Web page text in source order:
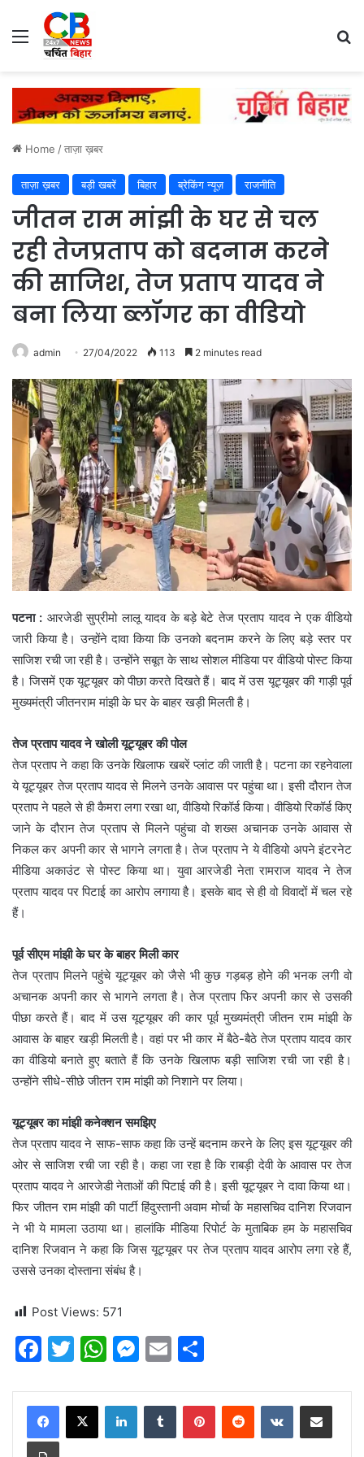
Menu
Home /ताज़ा ख़बर
ताज़ा ख़बर बड़ी खबरें बिहार ब्रेकिंग न्यूज़ राजनीति
जीतन राम मांझी के घर से चल
रही तेजप्रताप को बदनाम करने
की साजिश, तेज प्रताप यादव ने
बना लिया ब्लॉगर का वीडियो
admin 27/04/2022 113 2 minutes read
पटना : आरजेडी सुप्रीमो लालू यादव के बड़े बेटे तेज प्रताप यादव ने एक वीडियो
जारी किया है। उन्‍होंने दावा किया कि उनको बदनाम करने के लिए बड़े स्तर पर
साजिश रची जा रही है। उन्होंने सबूत के साथ सोशल मीडिया पर वीडियो पोस्ट किया
है। जिसमें एक यूट्यूबर को पीछा करते दिखते हैं। बाद में उस यूट्यूबर की गाड़ी पूर्व
मुख्यमंत्री जीतनराम मांझी के घर के बाहर खड़ी मिलती है।
तेज प्रताप यादव ने खोली यूट्यूबर की पोल
तेज प्रताप ने कहा कि उनके खिलाफ खबरें प्‍लांट की जाती है। पटना का रहनेवाला
ये यूट्यूबर तेज प्रताप यादव से मिलने उनके आवास पर पहुंचा था। इसी दौरान तेज
प्रताप ने पहले से ही कैमरा लगा रखा था, वीडियो रिकॉर्ड किया। वीडियो रिकॉर्ड किए
जाने के दौरान तेज प्रताप से मिलने पहुंचा वो शख्स अचानक उनके आवास से
निकल कर अपनी कार से भागने लगता है। तेज प्रताप ने ये वीडियो अपने इंटरनेट
मीडिया अकाउंट से पोस्‍ट किया था। युवा आरजेडी नेता रामराज यादव ने तेज
प्रताप यादव पर पिटाई का आरोप लगाया है। इसके बाद से ही वो विवादों में चल रहे
हैं।
पूर्व सीएम मांझी के घर के बाहर मिली कार
तेज प्रताप मिलने पहुंचे यूट्यूबर को जैसे भी कुछ गड़बड़ होने की भनक लगी वो
अचानक अपनी कार से भागने लगता है। तेज प्रताप फिर अपनी कार से उसकी
पीछा करते हैं। बाद में उस यूट्यूबर की कार पूर्व मुख्यमंत्री जीतन राम मांझी के
आवास के बाहर खड़ी मिलती है। वहां पर भी कार में बैठे-बैठे तेज प्रताप यादव कार
का वीडियो बनाते हुए बताते हैं कि उनके खिलाफ बड़ी साजिश रची जा रही है।
उन्होंने सीधे-सीछे जीतन राम मांझी को निशाने पर लिया।
यूट्यूबर का मांझी कनेक्शन समझिए
तेज प्रताप यादव ने साफ-साफ कहा कि उन्‍हें बदनाम करने के लिए इस यूट्यूबर की
ओर से साजिश रची जा रही है। कहा जा रहा है कि राबड़ी देवी के आवास पर तेज
प्रताप यादव ने आरजेडी नेताओं की पिटाई की है। इसी यूट्यूबर ने दावा किया था।
फिर जीतन राम मांझी की पार्टी हिंदुस्‍तानी अवाम मोर्चा के महासचिव दानिश रिजवान
ने भी ये मामला उठाया था। हालांकि मीडिया रिपोर्ट के मुताबिक हम के महासचिव
दानिश रिजवान ने कहा कि जिस यूट्यूबर पर तेज प्रताप यादव आरोप लगा रहे हैं,
उससे उनका दोस्‍ताना संबंध है।
Post Views: 571
F
c
e
T
itt
er
W
at
s
M
s
E
ai ar
e
LinkedInTumblr PinterestReddit VKontakteShare via Email
Print